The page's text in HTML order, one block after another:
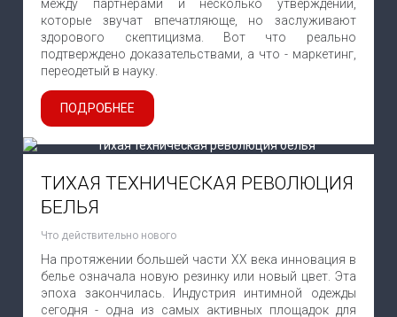
между партнёрами и несколько утверждений,
которые звучат впечатляюще, но заслуживают
здорового скептицизма. Вот что реально
подтверждено доказательствами, а что - маркетинг,
переодетый в науку.
ПОДРОБНЕЕ
ТИХАЯ ТЕХНИЧЕСКАЯ РЕВОЛЮЦИЯ
БЕЛЬЯ
Что действительно нового
На протяжении большей части XX века инновация в
белье означала новую резинку или новый цвет. Эта
эпоха закончилась. Индустрия интимной одежды
сегодня - одна из самых активных площадок для